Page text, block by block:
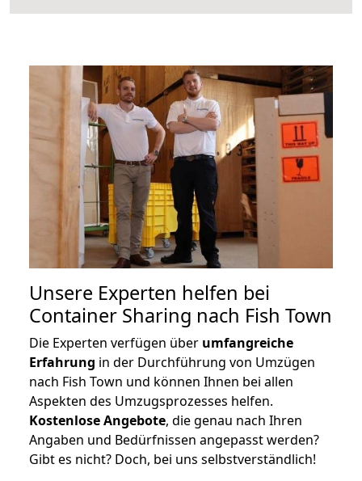
Unsere Experten helfen bei
Container Sharing nach Fish Town
Die Experten verfügen über umfangreiche
Erfahrung in der Durchführung von Umzügen
nach Fish Town und können Ihnen bei allen
Aspekten des Umzugsprozesses helfen.
Kostenlose Angebote, die genau nach Ihren
Angaben und Bedürfnissen angepasst werden?
Gibt es nicht? Doch, bei uns selbstverständlich!